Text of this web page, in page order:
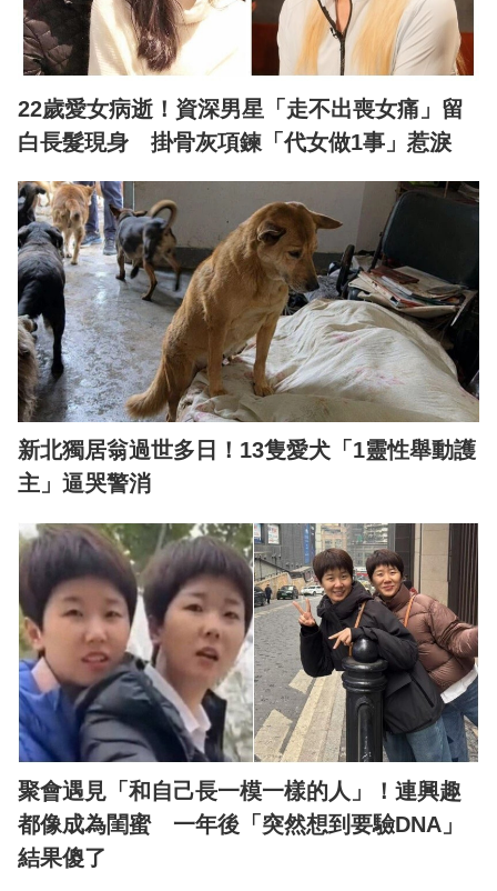
22歲愛女病逝！資深男星「走不出喪女痛」留
白長髮現身 掛骨灰項鍊「代女做1事」惹淚
新北獨居翁過世多日！13隻愛犬「1靈性舉動護
主」逼哭警消
聚會遇見「和自己長一模一樣的人」！連興趣
都像成為閨蜜 一年後「突然想到要驗DNA」
結果傻了